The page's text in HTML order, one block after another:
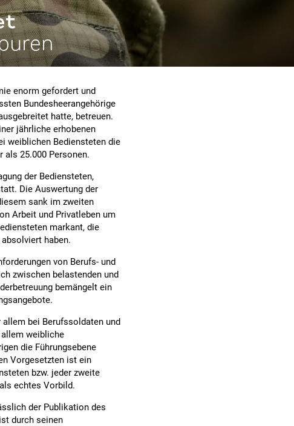
enorm gefordert und
Bundesheerangehörige
hatte, betreuen.
jährliche erhobenen
weiblichen Bediensteten die
als 25.000 Personen.
der Bediensteten,
Die Auswertung der
sank im zweiten
Arbeit und Privatleben um
markant, die
haben.
von Berufs- und
zwischen belastenden und
bemängelt ein
bei Berufssoldaten und
weibliche
die Führungsebene
Vorgesetzten ist ein
bzw. jeder zweite
echtes Vorbild.
der Publikation des
durch seinen